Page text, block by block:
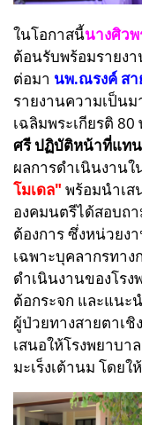
ในโอกาสนี้นางศิว
ต้อนรับพร้อมรายง
ต่อมา นพ.ณรงค์ สา
รายงานความเป็น
เฉลิมพระเกียรติ
ศรี ปฏิบัติหน้าที่แทน
ผลการดำเนินงาน
โมเดล" พร้อมนำเส
องคมนตรีได้สอบถ
ต้องการ ซึ่งหน่วยง
เฉพาะบุคลากรทา
ดำเนินงานของโร
ต้อกระจก และแนะ
ผู้ป่วยทางสายตาเ
เสนอให้โรงพยาบา
มะเร็งเต้านม โดย